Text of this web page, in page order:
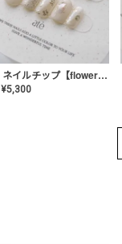
ネイルチップ【flower shell】AE-CONA-03
¥5,300